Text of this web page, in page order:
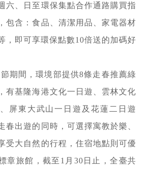
六、日至環保集點合作通路購買指
包含：食品、清潔用品、家電器材
，即可享環保點數10倍送的加碼好
期間，環境部提供8條走春推薦綠
有基隆海港文化一日遊、雲林文化
屏東大武山一日遊及花蓮二日遊
春出遊的同時，可選擇寓教於樂、
受大自然的行程，住宿地點則可優
章旅館，截至1月30日止，全臺共